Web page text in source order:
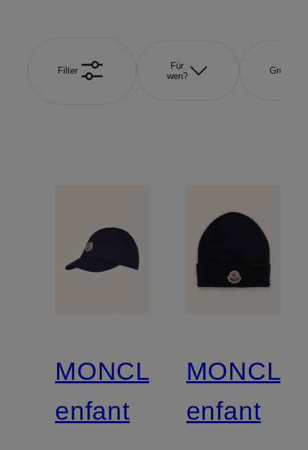
Filter
Für
wen?
Größe
MONCLER
enfant
enfant